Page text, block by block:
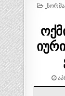
POSTED